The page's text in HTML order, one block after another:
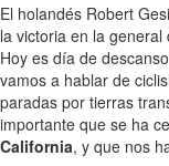
El holandés Robert
la victoria en la
Hoy es día de
vamos a hablar de
paradas por tierras
importante que se ha
California, y que nos